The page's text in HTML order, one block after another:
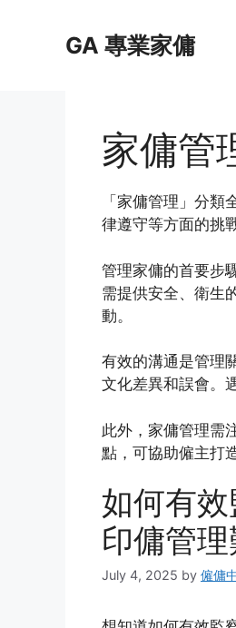
GA 專業家傭
家傭管
「家傭管理」分
律遵守等方面的挑
管理家傭的首要步
需提供安全、衛生
動。
有效的溝通是管理
文化差異和誤會。
此外，家傭管理需
點，可協助僱主打
如何有效
印傭管
July 4, 2025 by 僱傭